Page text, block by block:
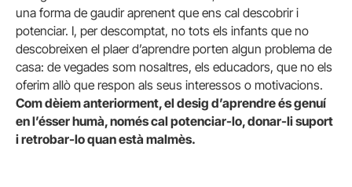
una forma de gaudir aprenent que ens cal descobrir i
potenciar. I, per descomptat, no tots els infants que no
descobreixen el plaer d’aprendre porten algun problema de
casa: de vegades som nosaltres, els educadors, que no els
oferim allò que respon als seus interessos o motivacions.
Com dèiem anteriorment, el desig d’aprendre és genuí
en l’ésser humà, només cal potenciar-lo, donar-li suport
i retrobar-lo quan està malmès.